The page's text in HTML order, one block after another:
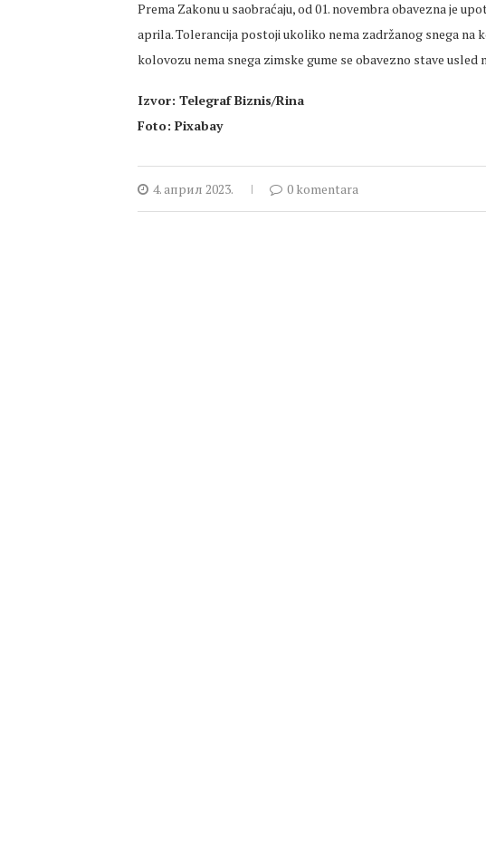
Prema Zakonu u saobraćaju, od 01. novembra obavezna je
aprila. Tolerancija postoji ukoliko nema zadržanog snega na
kolovozu nema snega zimske gume se obavezno stave usled
Izvor: Telegraf Biznis/Rina
Foto: Pixabay
4. април 2023. 0 komentara